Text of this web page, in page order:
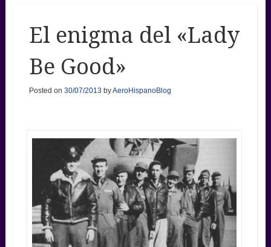
El enigma del «Lady
Be Good»
Posted on 30/07/2013 byAeroHispanoBlog